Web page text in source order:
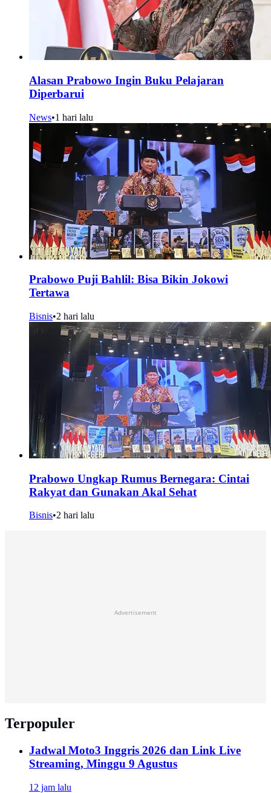
Alasan Prabowo Ingin Buku Pelajaran
Diperbarui
News•1 hari lalu
Prabowo Puji Bahlil: Bisa Bikin Jokowi
Tertawa
Bisnis•2 hari lalu
Prabowo Ungkap Rumus Bernegara: Cintai
Rakyat dan Gunakan Akal Sehat
Bisnis•2 hari lalu
Advertisement
Terpopuler
Jadwal Moto3 Inggris 2026 dan Link Live
Streaming, Minggu 9 Agustus
12 jam lalu